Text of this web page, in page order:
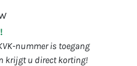
nummer is toegang
krijgt u direct korting!